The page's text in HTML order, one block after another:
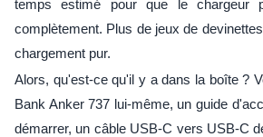
temps estimé pour que le chargeur
complètement. Plus de jeux de
chargement pur.
Alors, qu'est-ce qu'il y a dans la boîte ?
Bank Anker 737 lui-même, un guide
démarrer, un câble USB-C vers USB-C